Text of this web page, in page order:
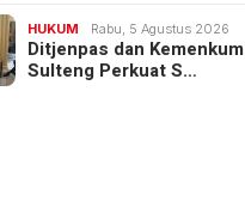
HUKUM Rabu, 5 Agustus 2026
Ditjenpas dan Kemenkum
Sulteng Perkuat S…